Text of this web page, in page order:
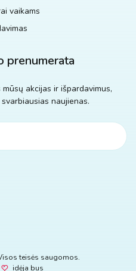
vaikams
prenumerata
akcijas ir išpardavimus,
naujienas.
teisės saugomos.
idėja bus